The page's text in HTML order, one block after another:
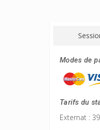
Modes de
Tarifs du
Externat :